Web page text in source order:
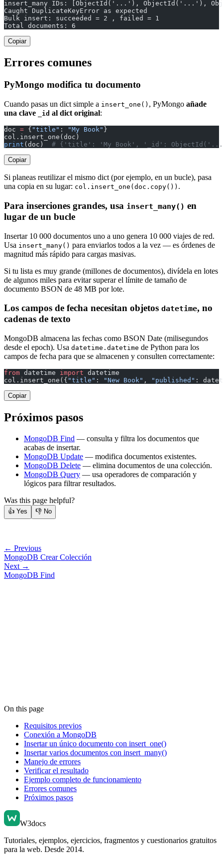
insert_many IDs: [ObjectId('...'), ObjectId('...'),
Caught DuplicateKeyError as expected
Bulk insert: succeeded = 2 , failed = 1
Total documents: 6
Copiar
Errores comunes
PyMongo modifica tu documento
Cuando pasas un dict simple a insert_one() , PyMongo añade
una clave
_id al dict original:
doc = { "title" : "My Book" }
col.insert_one(doc)
print (doc) # {'title': 'My Book', '_id':
Copiar
Si planeas reutilizar el mismo dict (por ejemplo, en un bucle), pasa
una copia en su lugar: col.insert_one(doc.copy()) .
Para inserciones grandes, usa insert_many() en
lugar de un bucle
Insertar 10 000 documentos uno a uno genera 10 000 viajes de red.
Usa insert_many() para enviarlos todos a la vez — es órdenes de
magnitud más rápido para cargas masivas.
Si tu lista es muy grande (millones de documentos), divídela en lotes
de algunos miles para evitar superar el límite de tamaño de
documento BSON de 48 MB por lote.
Los campos de fecha necesitan objetos datetime, no
cadenas de texto
MongoDB almacena las fechas como BSON Date (milisegundos
desde el epoch). Usa datetime.datetime de Python para los
campos de fecha para que se almacenen y consulten correctamente:
from datetime import datetime
col.insert_one({ "title" : "New Book" , "published" :
Copiar
Próximos pasos
MongoDB Find — consulta y filtra los documentos que
acabas de insertar.
MongoDB Update — modifica documentos existentes.
MongoDB Delete — elimina documentos de una colección.
MongoDB Query — usa operadores de comparación y
lógicos para filtrar resultados.
Was this page helpful?
👍 Yes 👎 No
← Previous
MongoDB Crear Colección
Next →
MongoDB Find
On this page
Requisitos previos
Conexión a MongoDB
Insertar un único documento con insert_one()
Insertar varios documentos con insert_many()
Manejo de errores
Verificar el resultado
Ejemplo completo de funcionamiento
Errores comunes
Próximos pasos
W3docs
Tutoriales, ejemplos, ejercicios, fragmentos y cuestionarios gratuitos
para la web. Desde 2014.